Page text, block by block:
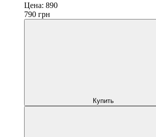
Цена: 890
790 грн
Купить